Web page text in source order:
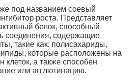
под названием соевый
роста. Представляет
белок, способный
соединения, содержащие
такие как: полисахариды,
которые расположены на
клеток, а также способен
или агглютинацию.